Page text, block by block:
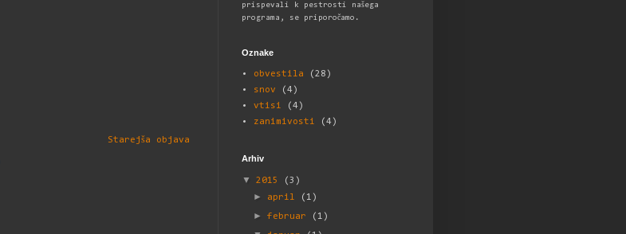
Starejša objava
prispevali k pestrosti našega
programa, se priporočamo.
Oznake
obvestila
(28)
snov
(4)
vtisi
(4)
zanimivosti
(4)
Arhiv
▼ 2015 (3)
► april (1)
►februar (1)